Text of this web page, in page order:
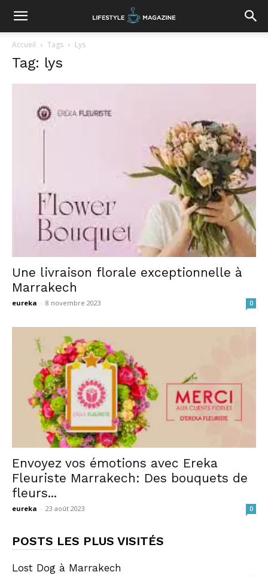
Accueil Tags Lys
Tag: lys
Une livraison florale exceptionnelle à
Marrakech
eureka - 8 novembre 2023 0
Envoyez vos émotions avec Ereka
Fleuriste Marrakech: Des bouquets de
fleurs...
eureka - 23 août 2023 0
POSTS LES PLUS VISITÉS
Lost Dog à Marrakech